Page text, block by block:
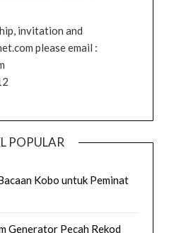
invitation and
please email :
POPULAR
Kobo untuk Peminat
Generator Pecah Rekod